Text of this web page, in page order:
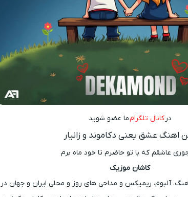
درکانال تلگرامما عضو شوید
اهنگ عشق یعنی دکاموند و زانیار
عاشقم که با تو حاضرم تا خود ماه برم
کاشان موزیک
آلبوم، ریمیکس و مداحی های روز و محلی ایران و جهان در